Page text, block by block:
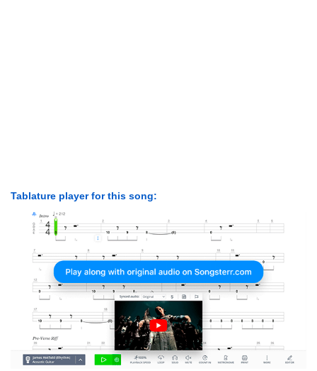
Tablature player for this song: